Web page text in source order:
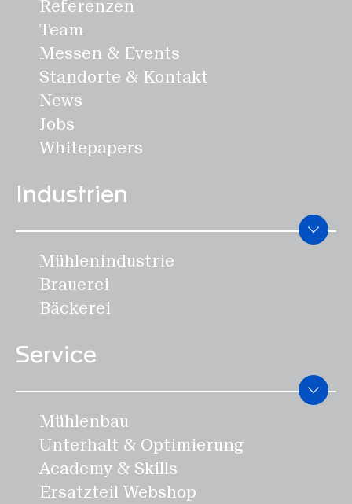
Referenzen
Team
Messen & Events
Standorte & Kontakt
News
Jobs
Whitepapers
Industrien
Mühlenindustrie
Brauerei
Bäckerei
Service
Mühlenbau
Unterhalt & Optimierung
Academy & Skills
Ersatzteil Webshop